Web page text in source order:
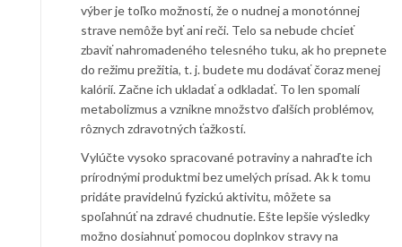
výber je toľko možností, že o nudnej a monotónnej
strave nemôže byť ani reči. Telo sa nebude chcieť
zbaviť nahromadeného telesného tuku, ak ho prepnete
do režimu prežitia, t. j. budete mu dodávať čoraz menej
kalórií. Začne ich ukladať a odkladať. To len spomalí
metabolizmus a vznikne množstvo ďalších problémov,
rôznych zdravotných ťažkostí.
Vylúčte vysoko spracované potraviny a nahraďte ich
prírodnými produktmi bez umelých prísad. Ak k tomu
pridáte pravidelnú fyzickú aktivitu, môžete sa
spoľahnúť na zdravé chudnutie. Ešte lepšie výsledky
možno dosiahnuť pomocou doplnkov stravy na